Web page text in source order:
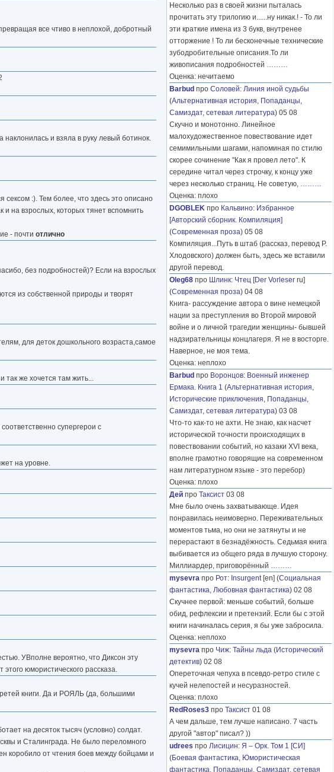
все чтиво в неплохой, добротный
и взяла в руку левый ботинок.
сексом :). Тем более, что здесь это описано
и на взрослых, которых тянет вспомнить
- почти отлично
без подробностей)? Если на взрослых
из собственной природы и творят
для деток дошкольного возраста,самое
так же хочется там жить...
супергерои с
на уровне.
УВполне вероятно, что Диксон эту
юмористического рассказа.
книги. Да и РОЯЛЬ (да, большими
на десяток тысяч (условно) солдат.
и Сталинграда. Не было переломного
коробило от чтения боев между бойцами и
Несколько раз в своей жизни пыталась
прочитать эту трилогию и......ну никак.! - То ли
эти краткие имена из 3 букв, внутренее
отторжение ! То ли бесконечные технические
зубодробительные описания.То ли
живописания подробностей ………
Оценка: нечитаемо
Barbud про Соловей: Линия иной судьбы
(Альтернативная история, Попаданцы,
Самиздат, сетевая литература) 05 08
Скучно и монотонно. Линейное
малохудожественное повествование идет
семимильными шагами, напоминая по стилю
скорее сочинение "Как я провел лето". К
середине читал через строчку, к концу уже
через несколько страниц. Не советую, ………
Оценка: плохо
DGOBLEK про Кальвино: Избранное
[Авторский сборник. Компиляция]
(Современная проза) 05 08
Компиляция...Путь в штаб (рассказ, перевод Р.
Хлодовского) должен быть, здесь же вставили
другой перевод.
Oleg68 про Шлинк: Чтец [Der Vorleser ru]
(Современная проза) 04 08
Книга- рассуждение автора о вине немецкой
нации за преступления во Второй мировой
войне и о личной трагедии женщины- бывшей
надзирательницы концлагеря. Я не в восторге.
Наверное, не моя тема.
Оценка: неплохо
Barbud про Воронцов: Военный инженер
Ермака. Книга 1 (Альтернативная история,
Исторические приключения, Попаданцы,
Самиздат, сетевая литература) 03 08
Что-то как-то не ахти. Не знаю, как насчет
исторической точности происходящих в
повествовании событий, но казаки XVI века,
вполне грамотно говорящие на современном
нам литературном языке - это перебор)
Оценка: плохо
Дей про Таксист 03 08
Мне было очень захватывающе. Идея
понравилась неимоверно. Переживательных
моментов тьма, но они не затянуты и не
перерастают в безнадёжность. Седьмая книга
выбивается из общего ряда в лучшую сторону.
Миллиардер, приговорённый ………
mysevra про Рот: Insurgent[en] (Социальная
фантастика, Любовная фантастика) 02 08
Скучнее первой: меньше событий, больше
обид, рефлексии и претензий. Если бы с этой
книги начиналась серия, я бы уже забросила.
Оценка: неплохо
mysevra про Чиж: Тайны льда (Исторический
детектив) 02 08
Опереточная чепуха в псевдо-ретро стиле с
кучей нелепостей и несуразностей.
Оценка: плохо
RedRoses3 про Таксист 01 08
А чем дальше, тем лучше написано. 7 часть
другой "автор" писал? ))
udrees про Лисицин: Я – Орк. Том 1 [СИ]
(Боевая фантастика, Юмористическая
фантастика, Попаданцы, Самиздат, сетевая